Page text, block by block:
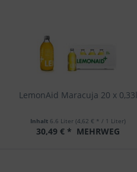
LemonAid Maracuja 20 x 0,33l
Inhalt 6.6 Liter(4,62 € * / 1 Liter)
30,49 € * MEHRWEG